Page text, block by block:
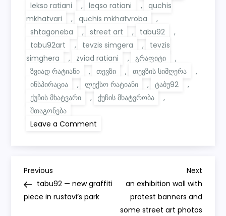
lekso ratiani
, leqso ratiani ,
quchis
mkhatvari
, quchis mkhatvroba
,
shtagoneba
, street art , tabu92
,
tabu92art
, tevzis simgera ,
tevzis
simghera
, zviad ratiani , გრაფიტი
,
ზვიად რატიანი
, თევზი , თევზის სიმღერა
,
ინსპირაცია
, ლექსო რატიანი , ტაბუ92
,
ქუჩის მხატვარი
, ქუჩის მხატვრობა
,
შთაგონება
Leave a Comment
for
ჩემზეა?!”
P
o
Previous
Post
Previous
tabu92 — new graffiti
piece in rustavi’s park
Next
Post
Next
an exhibition wall with
protest banners and
some street art photos